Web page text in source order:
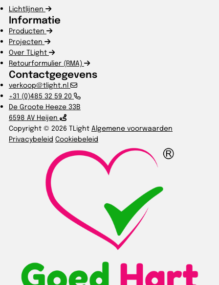
Lichtlijnen
Informatie
Producten
Projecten
Over TLight
Retourformulier (RMA)
Contactgegevens
verkoop@tlight.nl
+31 (0)485 32 59 20
De Groote Heeze 33B
6598 AV Heijen
Copyright © 2026 TLight Algemene voorwaarden
Privacybeleid Cookiebeleid